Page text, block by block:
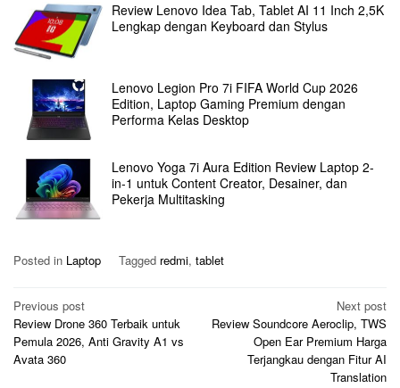
Review Lenovo Idea Tab, Tablet AI 11 Inch 2,5K
Lengkap dengan Keyboard dan Stylus
Lenovo Legion Pro 7i FIFA World Cup 2026
Edition, Laptop Gaming Premium dengan
Performa Kelas Desktop
Lenovo Yoga 7i Aura Edition Review Laptop 2-
in-1 untuk Content Creator, Desainer, dan
Pekerja Multitasking
Posted in Laptop Tagged redmi, tablet
Post
navigation
Previous post
Review Drone 360 Terbaik untuk
Pemula 2026, Anti Gravity A1 vs
Avata 360
Next post
Review Soundcore Aeroclip, TWS
Open Ear Premium Harga
Terjangkau dengan Fitur AI
Translation